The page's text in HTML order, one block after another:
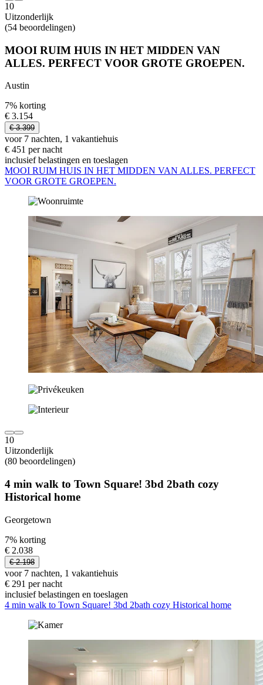
10
Uitzonderlijk
(54 beoordelingen)
MOOI RUIM HUIS IN HET MIDDEN VAN
ALLES. PERFECT VOOR GROTE GROEPEN.
Austin
7% korting
€ 3.154
€ 3.399
voor 7 nachten, 1 vakantiehuis
€ 451 per nacht
inclusief belastingen en toeslagen
MOOI RUIM HUIS IN HET MIDDEN VAN ALLES. PERFECT
VOOR GROTE GROEPEN.
10
Uitzonderlijk
(80 beoordelingen)
4 min walk to Town Square! 3bd 2bath cozy
Historical home
Georgetown
7% korting
€ 2.038
€ 2.198
voor 7 nachten, 1 vakantiehuis
€ 291 per nacht
inclusief belastingen en toeslagen
4 min walk to Town Square! 3bd 2bath cozy Historical home